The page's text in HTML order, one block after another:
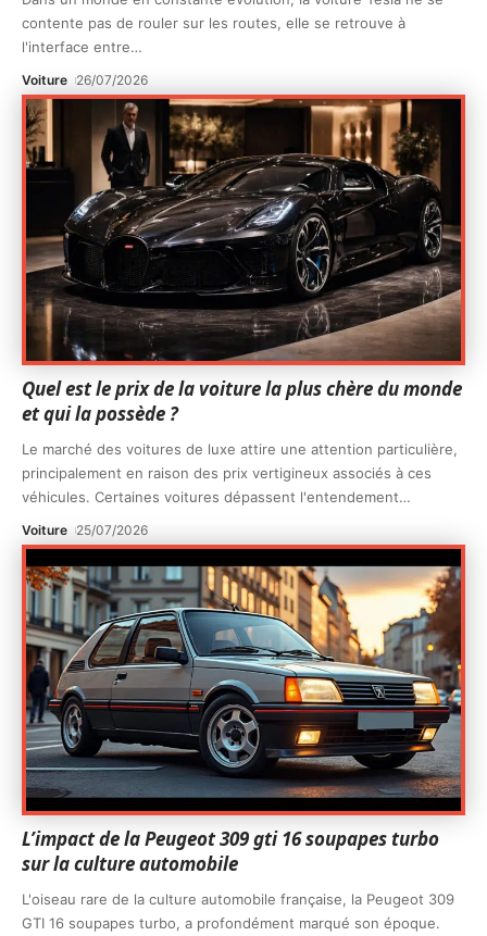
contente pas de rouler sur les routes, elle se retrouve à
l'interface entre…
Voiture 26/07/2026
Quel est le prix de la voiture la plus chère du monde
et qui la possède ?
Le marché des voitures de luxe attire une attention particulière,
principalement en raison des prix vertigineux associés à ces
véhicules. Certaines voitures dépassent l'entendement…
Voiture 25/07/2026
L’impact de la Peugeot 309 gti 16 soupapes turbo
sur la culture automobile
L'oiseau rare de la culture automobile française, la Peugeot 309
GTI 16 soupapes turbo, a profondément marqué son époque.